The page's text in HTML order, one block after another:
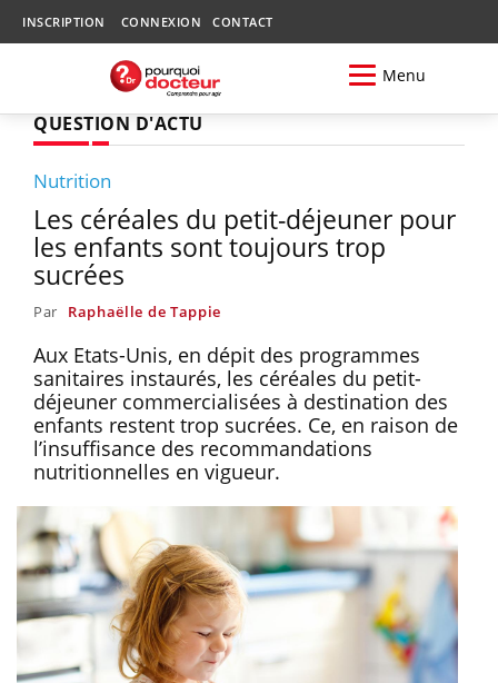
INSCRIPTION CONNEXION CONTACT
Menu
QUESTION D'ACTU
Nutrition
Les céréales du petit-déjeuner pour
les enfants sont toujours trop
sucrées
Par Raphaëlle de Tappie
Aux Etats-Unis, en dépit des programmes
sanitaires instaurés, les céréales du petit-
déjeuner commercialisées à destination des
enfants restent trop sucrées. Ce, en raison de
l’insuffisance des recommandations
nutritionnelles en vigueur.